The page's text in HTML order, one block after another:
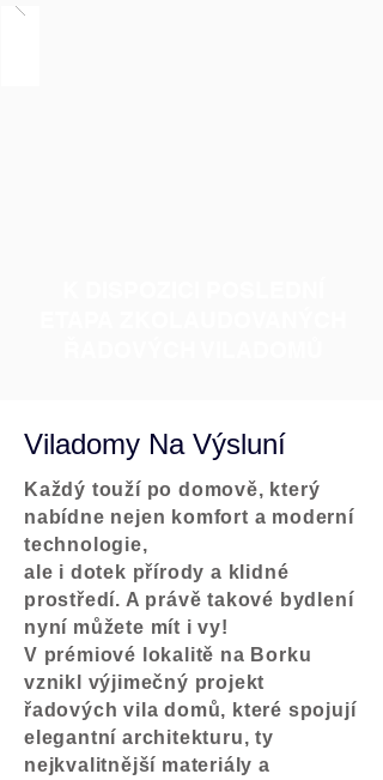
Viladomy Na Výsluní​
Každý touží po domově, který
nabídne nejen komfort a moderní
technologie,
ale i dotek přírody a klidné
prostředí. A právě takové bydlení
nyní můžete mít i vy!
V prémiové lokalitě na Borku
vznikl výjimečný projekt
řadových vila domů, které spojují
elegantní architekturu, ty
nejkvalitnější materiály a